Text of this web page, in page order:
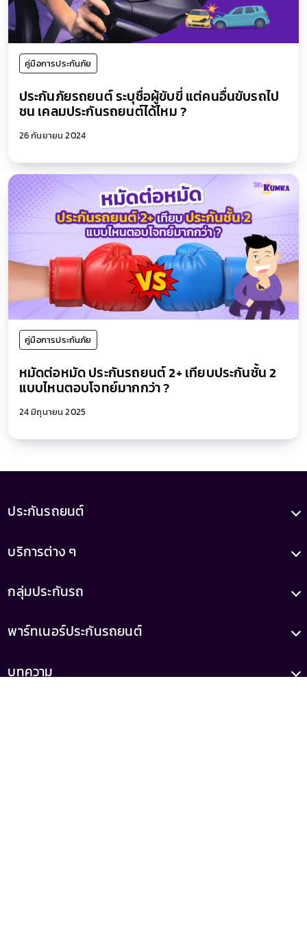
คู่มือการประกันภัย
ประกันภัยรถยนต์ ระบุชื่อผู้ขับขี่ แต่คนอื่นขับรถไป
ชน เคลมประกันรถยนต์ได้ไหม ?
26 กันยายน 2024
คู่มือการประกันภัย
หมัดต่อหมัด ประกันรถยนต์ 2+ เทียบประกันชั้น 2
แบบไหนตอบโจทย์มากกว่า ?
24 มิถุนายน 2025
ประกันรถยนต์
บริการต่าง ๆ
กลุ่มประกันรถ
พาร์ทเนอร์ประกันรถยนต์
บทความ